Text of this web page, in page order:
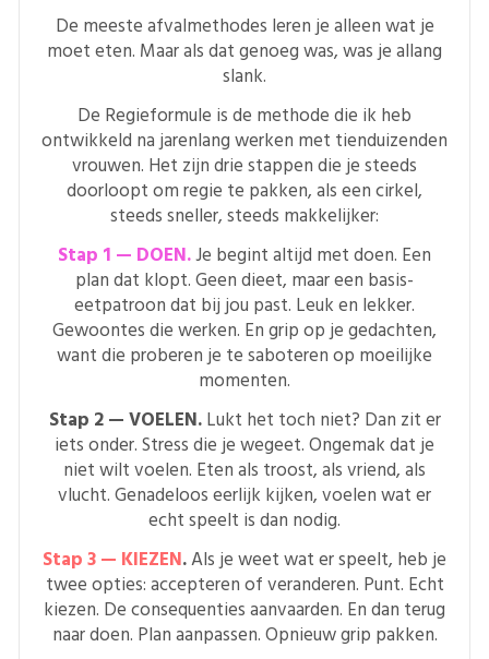
De meeste afvalmethodes leren je alleen wat je
moet eten. Maar als dat genoeg was, was je allang
slank.
De Regieformule is de methode die ik heb
ontwikkeld na jarenlang werken met tienduizenden
vrouwen. Het zijn drie stappen die je steeds
doorloopt om regie te pakken, als een cirkel,
steeds sneller, steeds makkelijker:
Stap 1 — DOEN.Je begint altijd met doen. Een
plan dat klopt. Geen dieet, maar een basis-
eetpatroon dat bij jou past. Leuk en lekker.
Gewoontes die werken. En grip op je gedachten,
want die proberen je te saboteren op moeilijke
momenten.
Stap 2 — VOELEN.Lukt het toch niet? Dan zit er
iets onder. Stress die je wegeet. Ongemak dat je
niet wilt voelen. Eten als troost, als vriend, als
vlucht. Genadeloos eerlijk kijken, voelen wat er
echt speelt is dan nodig.
Stap 3 — KIEZEN.Als je weet wat er speelt, heb je
twee opties: accepteren of veranderen. Punt. Echt
kiezen. De consequenties aanvaarden. En dan terug
naar doen. Plan aanpassen. Opnieuw grip pakken.